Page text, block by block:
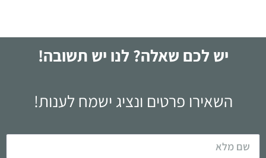
יש לכם שאלה? לנו יש תשובה!
השאירו פרטים ונציג ישמח לענות!